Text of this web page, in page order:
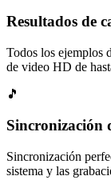
Resultados de
Todos los ejemplos
de video HD de
🎵
Sincronización
Sincronización
sistema y las